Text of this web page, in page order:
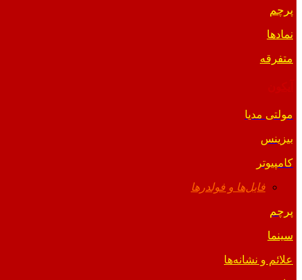
پرچم
نمادها
متفرقه
مولتی مدیا
بیزینس
کامپیوتر
فایل‌ها و فولدرها
پرچم
سینما
علائم و نشانه‌ها